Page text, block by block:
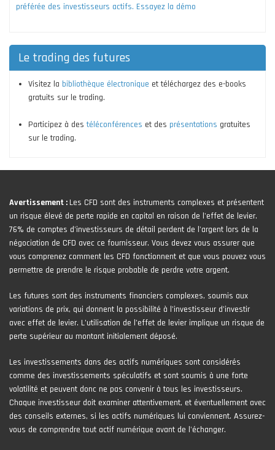
préférée des investisseurs actifs. Essayez la démo
Le trading des futures
Visitez la bibliothèque électronique et téléchargez des e-books
gratuits sur le trading.
Participez à destéléconférences et des présentations gratuites
sur le trading.
Avertissement : Les CFD sont des instruments complexes et présentent
un risque élevé de perte rapide en capital en raison de l'effet de levier.
76% de comptes d'investisseurs de détail perdent de l'argent lors de la
négociation de CFD avec ce fournisseur. Vous devez vous assurer que
vous comprenez comment les CFD fonctionnent et que vous pouvez vous
permettre de prendre le risque probable de perdre votre argent.
Les futures sont des instruments financiers complexes, soumis aux
variations de prix, qui donnent la possibilité à l’investisseur d’investir
avec effet de levier. L’utilisation de l’effet de levier implique un risque de
perte supérieur au montant initialement déposé.
Les investissements dans des actifs numériques sont considérés
comme des investissements spéculatifs et sont soumis à une forte
volatilité et peuvent donc ne pas convenir à tous les investisseurs.
Chaque investisseur doit examiner attentivement, et éventuellement avec
des conseils externes, si les actifs numériques lui conviennent. Assurez-
vous de comprendre tout actif numérique avant de l'échanger.